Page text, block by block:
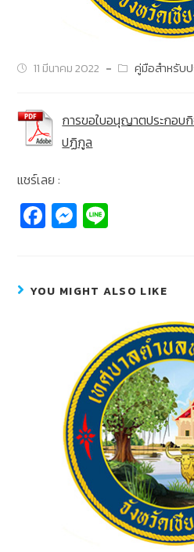
11 มีนาคม 2022 คู่มือสำหรับป
การขอใบอนุญาตประกอบ
ปฏิกูล
แชร์เลย :
Fa
c
b
M
e
e
er
YOU MIGHT ALSO LIKE